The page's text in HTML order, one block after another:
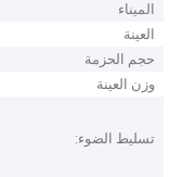
الميناء
العينة
حجم الحزمة
وزن العينة
تسليط الضوء: